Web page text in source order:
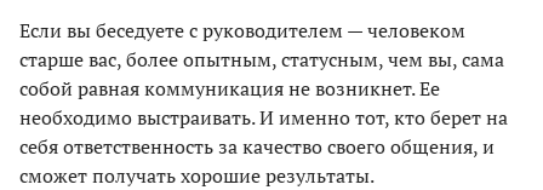
Если вы беседуете с руководителем — человеком
старше вас, более опытным, статусным, чем вы, сама
собой равная коммуникация не возникнет. Ее
необходимо выстраивать. И именно тот, кто берет на
себя ответственность за качество своего общения, и
сможет получать хорошие результаты.